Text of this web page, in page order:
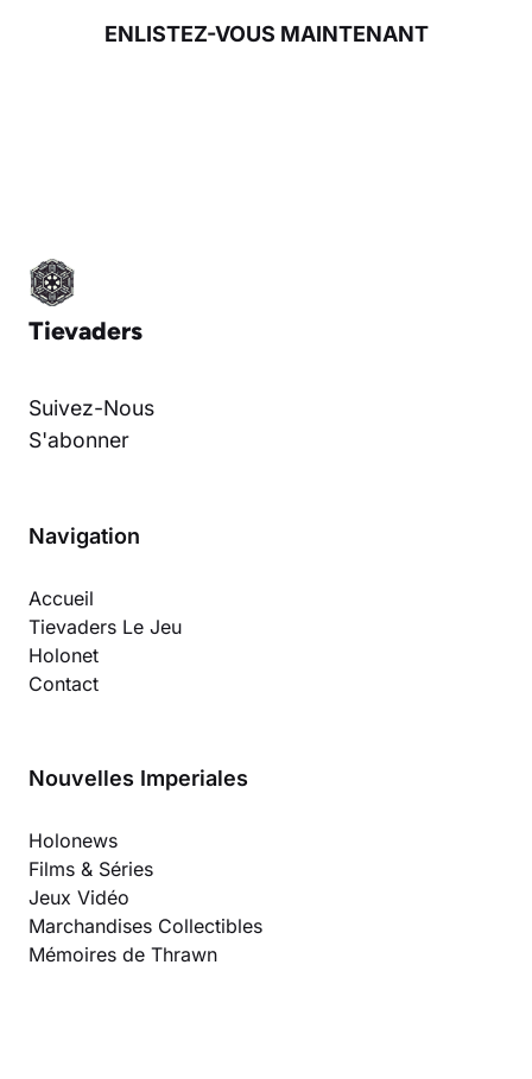
ENLISTEZ-VOUS MAINTENANT
Tievaders
Suivez-Nous
S'abonner
Navigation
Accueil
Tievaders Le Jeu
Holonet
Contact
Nouvelles Imperiales
Holonews
Films & Séries
Jeux Vidéo
Marchandises Collectibles
Mémoires de Thrawn